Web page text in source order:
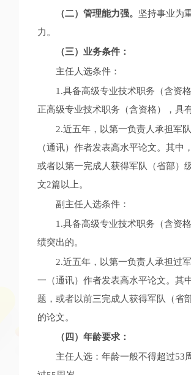
（二）管理能力强。 坚持事业为
力。
（三）业务条件：
主任人选条件：
1.具备高级专业技术职务（含资
正高级专业技术职务（含资格），具
2.近五年，以第一负责人承担军
（通讯）作者发表高水平论文。其
或者以第一完成人获得军队（省部）
文2篇以上。
副主任人选条件：
1.具备高级专业技术职务（含资
绩突出的。
2.近五年，以第一负责人承担过
一（通讯）作者发表高水平论文。其
题，或者以前三完成人获得军队（省
的论文。
（四）年龄要求：
主任人选：年龄一般不得超过53